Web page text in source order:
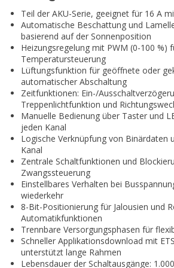
Teil der AKU-Serie, geeignet für 16 A
Automatische Beschattung und
basierend auf der Sonnenposition
Heizungsregelung mit PWM (0-100 %)
Temperatursteuerung
Lüftungsfunktion für geöffnete oder
automatischer Abschaltung
Zeitfunktionen: Ein-/
Treppenlichtfunktion und
Manuelle Bedienung über Taster und
jeden Kanal
Logische Verknüpfung von Binärdaten
Kanal
Zentrale Schaltfunktionen und
Zwangssteuerung
Einstellbares Verhalten bei
wiederkehr
8-Bit-Positionierung für Jalousien und
Automatikfunktionen
Trennbare Versorgungsphasen für
Schneller Applikationsdownload mit
unterstützt lange Rahmen
Lebensdauer der Schaltausgänge: